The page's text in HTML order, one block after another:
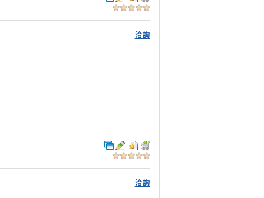
洽詢
洽詢